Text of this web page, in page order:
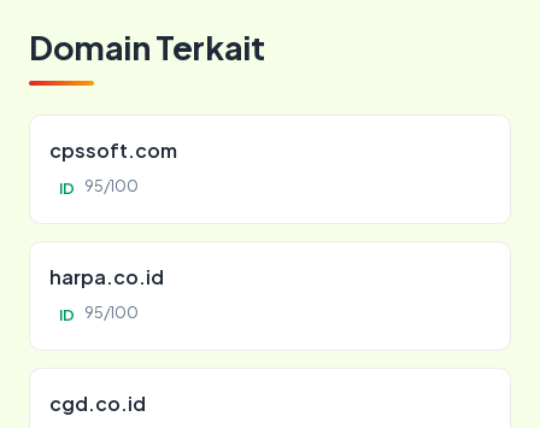
Domain Terkait
cpssoft.com
ID 95/100
harpa.co.id
ID 95/100
cgd.co.id